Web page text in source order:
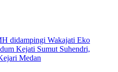
didampingi Wakajati Eko
Kejati Sumut Suhendri,
Medan